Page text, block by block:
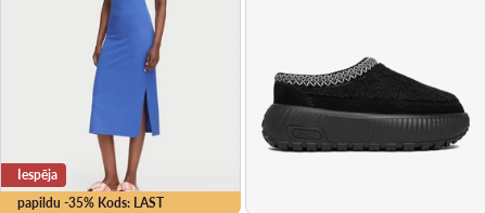
papildu -35% Kods: LAST
Iespēja